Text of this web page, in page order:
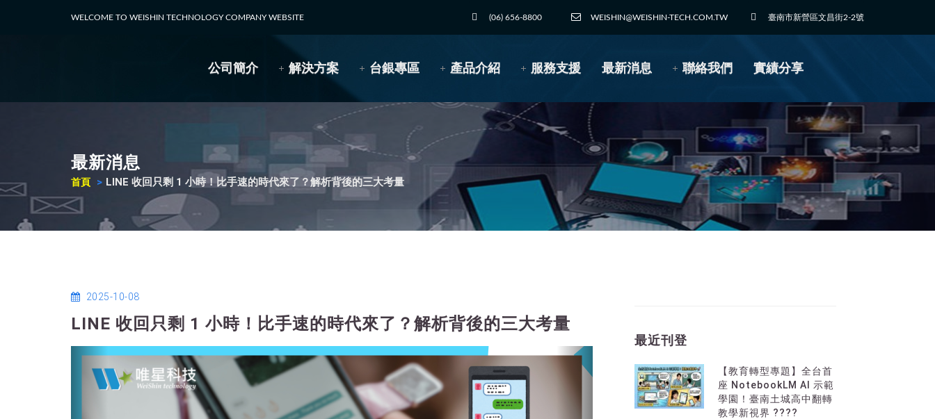
WELCOME TO WEISHIN TECHNOLOGY COMPANY WEBSITE (06) 656-8800 WEISHIN@WEISHIN-TECH.COM.TW 臺南市新營區文昌街2-2號
公司簡介 解決方案 台銀專區 產品介紹 服務支援 最新消息 聯絡我們 實績分享
最新消息
首頁 LINE 收回只剩 1 小時！比手速的時代來了？解析背後的三大考量
2025-10-08
LINE 收回只剩 1 小時！比手速的時代來了？解析背後的三大考量
Previous Next
最近刊登
【教育轉型專題】全台首
座 NotebookLM AI 示範
學園！臺南土城高中翻轉
教學新視界 ????